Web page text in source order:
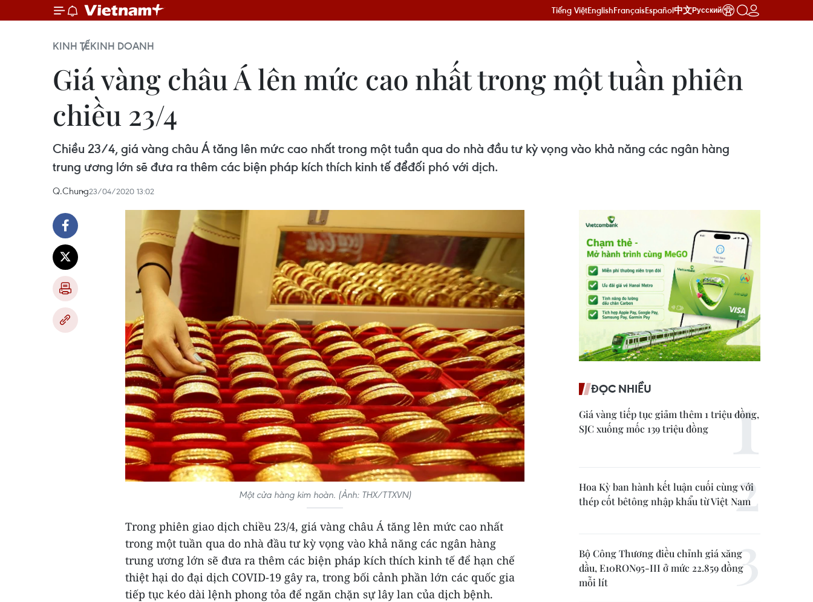
Tiếng ViệtEnglishFrançaisEspañol中文Русский
KINH TẾKINH DOANH
Giá vàng châu Á lên mức cao nhất trong một tuần phiên
chiều 23/4
Chiều 23/4, giá vàng châu Á tăng lên mức cao nhất trong một tuần qua do nhà đầu tư kỳ vọng vào khả năng các ngân hàng
trung ương lớn sẽ đưa ra thêm các biện pháp kích thích kinh tế đểđối phó với dịch.
Q.Chung23/04/2020 13:02
Một cửa hàng kim hoàn. (Ảnh: THX/TTXVN)
Trong phiên giao dịch chiều 23/4, giá vàng châu Á tăng lên mức cao nhất
trong một tuần qua do nhà đầu tư kỳ vọng vào khả năng các ngân hàng
trung ương lớn sẽ đưa ra thêm các biện pháp kích thích kinh tế để hạn chế
thiệt hại do đại dịch COVID-19 gây ra, trong bối cảnh phần lớn các quốc gia
tiếp tục kéo dài lệnh phong tỏa để ngăn chặn sự lây lan của dịch bệnh.
ĐỌC NHIỀU
Giá vàng tiếp tục giảm thêm 1 triệu đồng,
SJC xuống mốc 139 triệu đồng
Hoa Kỳ ban hành kết luận cuối cùng với
thép cốt bêtông nhập khẩu từ Việt Nam
Bộ Công Thương điều chỉnh giá xăng
dầu, E10RON95-III ở mức 22.859 đồng
mỗi lít